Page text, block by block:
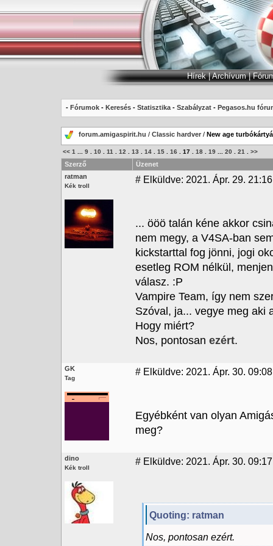
Hírek|Archívum|
- Fórumok - Keresés - Statisztika - Szabályzat - Pegasos.hu
forum.amigaspirit.hu / Classic hardver / New age
<< 1 9 10 11 12 13 14 15 16 17 18 19 20 21 >>
Szerző
Üzenet
ratman
Kék troll
# Elküldve: 2021. Ápr. 29. 21:16
... ööö talán kéne akkor
nem megy, a V4SA-ban
kickstarttal fog jönni, jogi
esetleg ROM nélkül,
válasz. :P
Vampire Team, így nem
Szóval, ja... vegye meg aki
Hogy miért?
Nos, pontosan ezért.
GK
Tag
# Elküldve: 2021. Ápr. 30. 09:08
Egyébként van olyan
meg?
dino
Kék troll
# Elküldve: 2021. Ápr. 30. 09:17
Quoting: ratman
Nos, pontosan ezért.